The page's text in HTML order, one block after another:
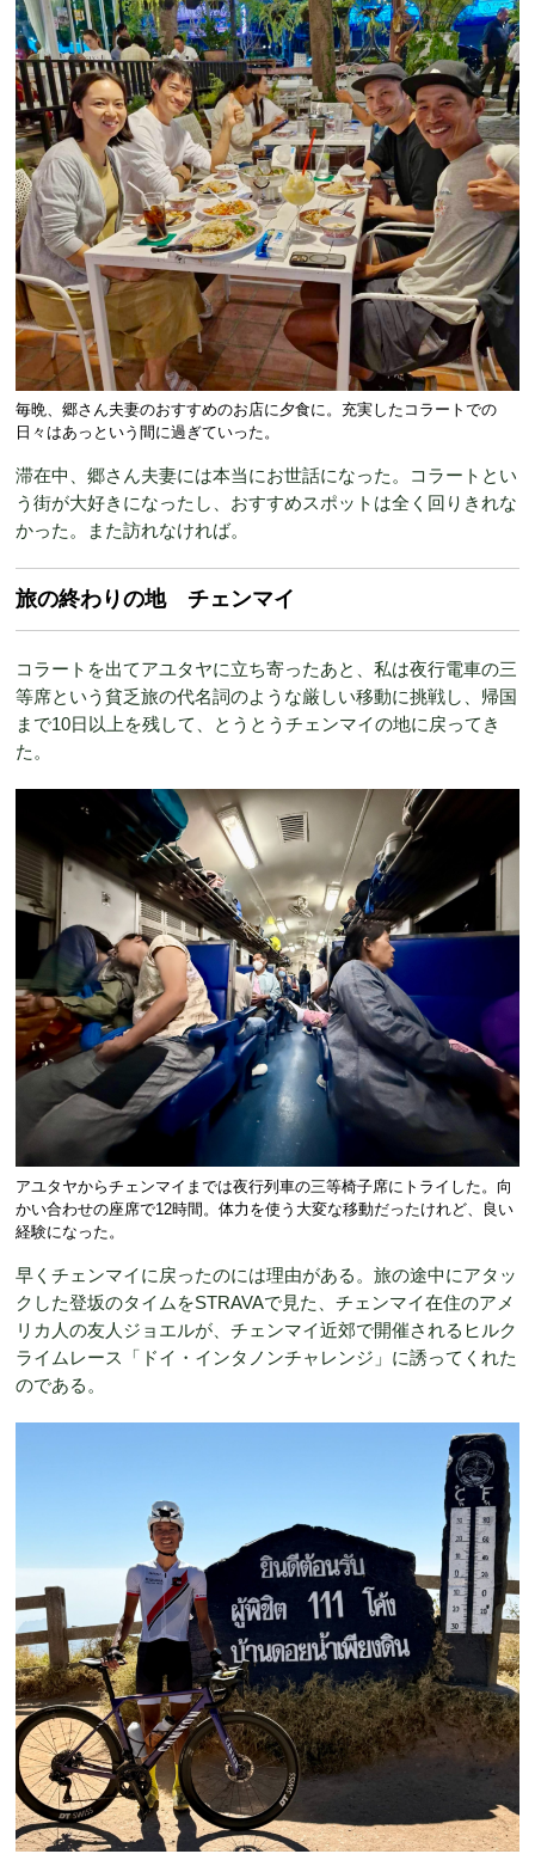
毎晩、郷さん夫妻のおすすめのお店に夕食に。充実したコラートでの
日々はあっという間に過ぎていった。
滞在中、郷さん夫妻には本当にお世話になった。コラートとい
う街が大好きになったし、おすすめスポットは全く回りきれな
かった。また訪れなければ。
旅の終わりの地 チェンマイ
コラートを出てアユタヤに立ち寄ったあと、私は夜行電車の三
等席という貧乏旅の代名詞のような厳しい移動に挑戦し、帰国
まで10日以上を残して、とうとうチェンマイの地に戻ってき
た。
アユタヤからチェンマイまでは夜行列車の三等椅子席にトライした。向
かい合わせの座席で12時間。体力を使う大変な移動だったけれど、良い
経験になった。
早くチェンマイに戻ったのには理由がある。旅の途中にアタッ
クした登坂のタイムをSTRAVAで見た、チェンマイ在住のアメ
リカ人の友人ジョエルが、チェンマイ近郊で開催されるヒルク
ライムレース「ドイ・インタノンチャレンジ」に誘ってくれた
のである。